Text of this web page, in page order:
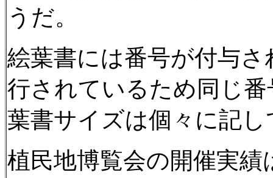
うだ。
絵葉書には番号が付与
行されているため同じ
葉書サイズは個々に記
植民地博覧会の開催実績